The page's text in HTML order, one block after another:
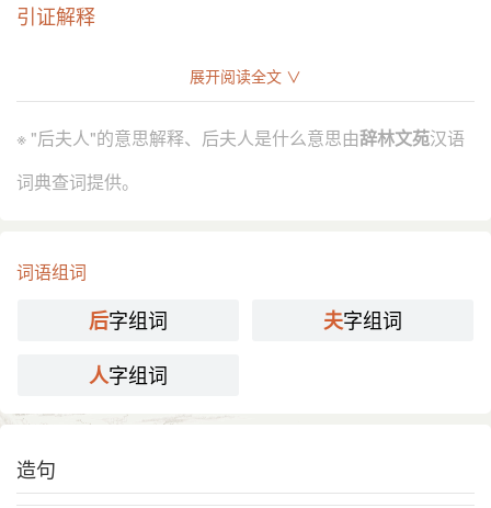
引证解释
唐 韩愈 《唐故朝散大夫商州刺史除名徙封州董府君
分字解释
展开阅读全文 ∨
※ "后夫人"的意思解释、后夫人是什么意思由辞林文苑汉语
词典查词提供。
词语组词
后字组词 夫字组词
人字组词
造句